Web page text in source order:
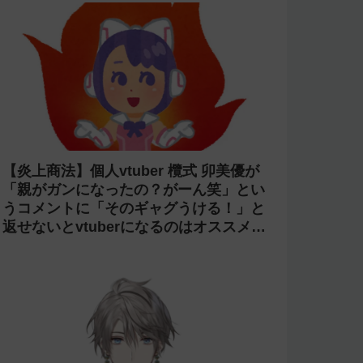
【炎上商法】個人vtuber 欖式 卯美優が
「親がガンになったの？がーん笑」とい
うコメントに「そのギャグうける！」と
返せないとvtuberになるのはオススメし